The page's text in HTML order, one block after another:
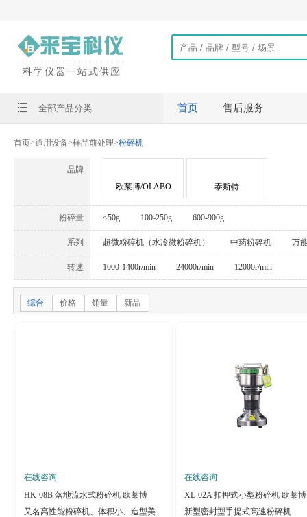
科学仪器一站式供应
全部产品分类 首页 售后服务
首页>通用设备>样品前处理>粉碎机
品牌
欧莱博/OLABO
泰斯特
粉碎量 <50g 100-250g 600-900g
系列 超微粉碎机（水冷微粉碎机） 中药粉碎机 万
转速 1000-1400r/min 24000r/min 12000r/min
综合 价格 销量 新品
在线咨询
HK-08B 落地流水式粉碎机 欧莱博
又名高性能粉碎机、体积小、造型美
在线咨询
XL-02A 扣押式小型粉碎机 欧莱博
新型密封型手提式高速粉碎机